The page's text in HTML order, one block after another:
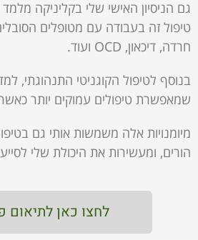
גם הניסיון האישי שלי בקליניקה
טיפול זה בעבודה עם מטופלים
חרדה, דיכאון, OCD ועוד.
בנוסף לטיפול הקוגניטי התנהוגתי,
שמאפשרת טיפולים עמוקים יותר
מיומנויות אלה משמשות אותי גם
הורים, ומעשירות את היכולת שלי
לחצו כאן לתיאום